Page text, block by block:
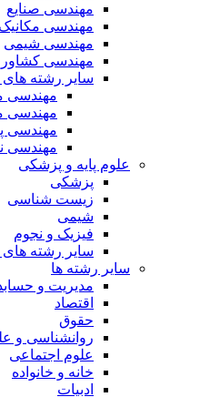
مهندسی صنایع
مهندسی مکانیک
مهندسی شیمی
مهندسی کشاورزی
سایر رشته های
مهندسی مواد
مهندسی معدن
مهندسی
مهندسی
علوم پایه و پزشکی
پزشکی
زیست شناسی
شیمی
فیزیک و نجوم
سایر رشته های علوم
سایر رشته ها
مدیریت و حسابداری
اقتصاد
حقوق
روانشناسی و علوم
علوم اجتماعی
خانه و خانواده
ادبیات